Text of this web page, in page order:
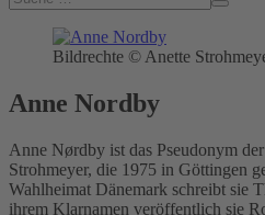
Bildrechte © Anette
Anne Nordby
Anne Nørdby ist das Pseudonym
Strohmeyer, die 1975 in Göttingen
Wahlheimat Dänemark schreibt sie
ihrem Klarnamen veröffentlich sie